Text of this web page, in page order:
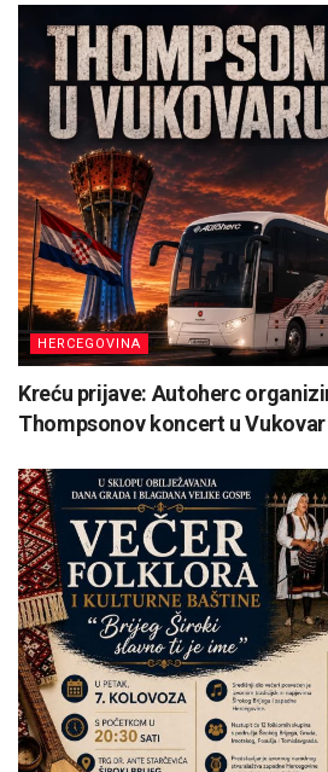
HERCEGOVINA
Kreću prijave: Autoherc
Thompsonov koncert u Vukovar